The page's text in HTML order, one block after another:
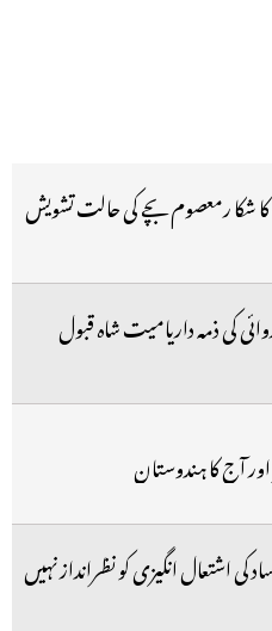
شکا رمعصوم بچے کی حالت تشویش
کی ذمہ داریامیت شاہ قبول
آج کا ہندوستان
کی اشتعال انگیزی کو نظرانداز نہیں